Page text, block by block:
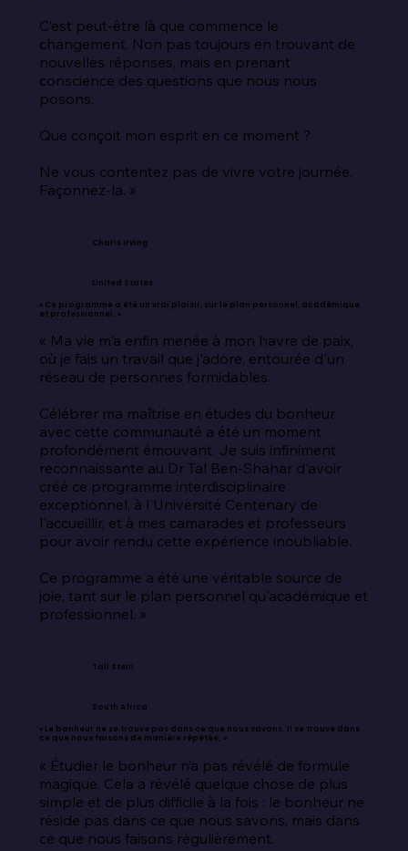
C’est peut-être là que commence le
changement. Non pas toujours en trouvant de
nouvelles réponses, mais en prenant
conscience des questions que nous nous
posons.
Que conçoit mon esprit en ce moment ?
Ne vous contentez pas de vivre votre journée.
Façonnez-la. »
Charis Irving
United States
« Ce programme a été un vrai plaisir, sur le plan personnel, académique
et professionnel. »
« Ma vie m'a enfin menée à mon havre de paix,
où je fais un travail que j'adore, entourée d'un
réseau de personnes formidables.
Célébrer ma maîtrise en études du bonheur
avec cette communauté a été un moment
profondément émouvant. Je suis infiniment
reconnaissante au Dr Tal Ben-Shahar d'avoir
créé ce programme interdisciplinaire
exceptionnel, à l'Université Centenary de
l'accueillir, et à mes camarades et professeurs
pour avoir rendu cette expérience inoubliable.
Ce programme a été une véritable source de
joie, tant sur le plan personnel qu'académique et
professionnel. »
Tali Stein
South Africa
« Le bonheur ne se trouve pas dans ce que nous savons. Il se trouve dans
ce que nous faisons de manière répétée. »
« Étudier le bonheur n’a pas révélé de formule
magique. Cela a révélé quelque chose de plus
simple et de plus difficile à la fois : le bonheur ne
réside pas dans ce que nous savons, mais dans
ce que nous faisons régulièrement.